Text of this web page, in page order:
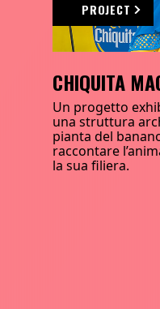
PROJECT
CHIQUITA
Un progetto
una struttura
pianta del
raccontare
la sua filiera.